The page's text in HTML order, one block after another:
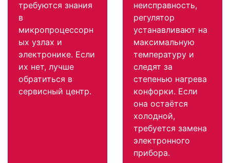
требуются знания
в
микропроцессорн
ых узлах и
электронике. Если
их нет, лучше
обратиться в
сервисный центр.
неисправность,
регулятор
устанавливают на
максимальную
температуру и
следят за
степенью нагрева
конфорки. Если
она остаётся
холодной,
требуется замена
электронного
прибора.